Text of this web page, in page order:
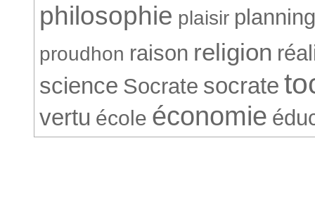
philosophie plaisir planning
proudhon raison religion
science Socrate socrate
vertu école économie